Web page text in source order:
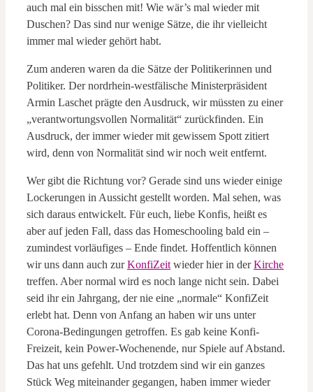
auch mal ein bisschen mit! Wie wär’s mal wieder mit
Duschen? Das sind nur wenige Sätze, die ihr vielleicht
immer mal wieder gehört habt.
Zum anderen waren da die Sätze der Politikerinnen und
Politiker. Der nordrhein-westfälische Ministerpräsident
Armin Laschet prägte den Ausdruck, wir müssten zu einer
„verantwortungsvollen Normalität“ zurückfinden. Ein
Ausdruck, der immer wieder mit gewissem Spott zitiert
wird, denn von Normalität sind wir noch weit entfernt.
Wer gibt die Richtung vor? Gerade sind uns wieder einige
Lockerungen in Aussicht gestellt worden. Mal sehen, was
sich daraus entwickelt. Für euch, liebe Konfis, heißt es
aber auf jeden Fall, dass das Homeschooling bald ein –
zumindest vorläufiges – Ende findet. Hoffentlich können
wir uns dann auch zurKonfiZeitwieder hier in derKirche
treffen. Aber normal wird es noch lange nicht sein. Dabei
seid ihr ein Jahrgang, der nie eine „normale“ KonfiZeit
erlebt hat. Denn von Anfang an haben wir uns unter
Corona-Bedingungen getroffen. Es gab keine Konfi-
Freizeit, kein Power-Wochenende, nur Spiele auf Abstand.
Das hat uns gefehlt. Und trotzdem sind wir ein ganzes
Stück Weg miteinander gegangen, haben immer wieder